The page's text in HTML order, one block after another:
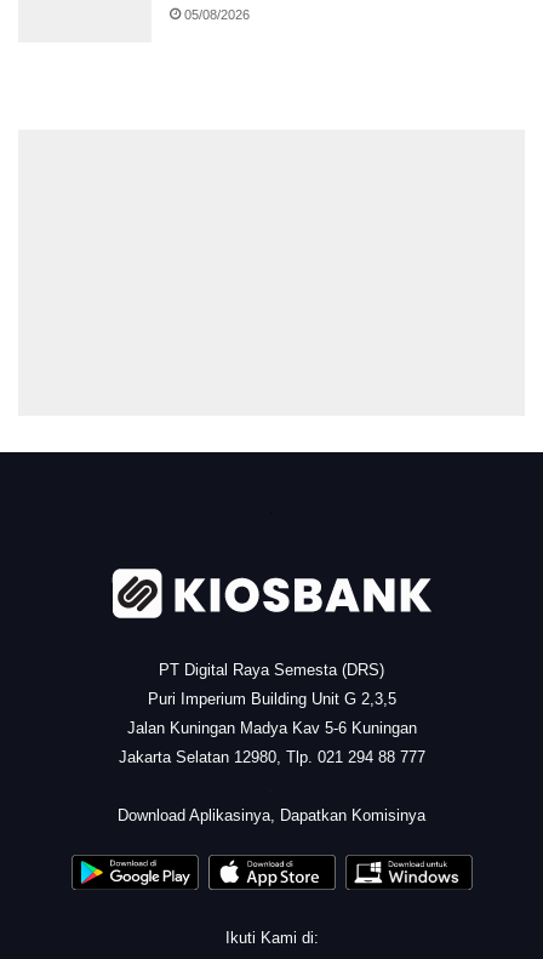
05/08/2026
PT Digital Raya Semesta (DRS)
Puri Imperium Building Unit G 2,3,5
Jalan Kuningan Madya Kav 5-6 Kuningan
Jakarta Selatan 12980, Tlp. 021 294 88 777
Download Aplikasinya, Dapatkan Komisinya
Ikuti Kami di: